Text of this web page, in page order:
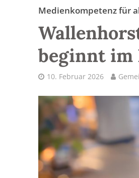
Medienkompetenz für
beginnt im
10. Februar 2026